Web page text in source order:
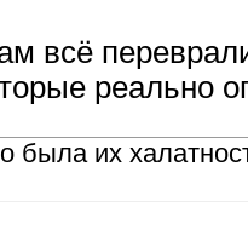
всё
реально
была их